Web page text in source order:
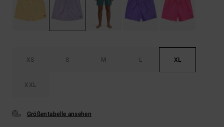
XS S M L XL
XXL
Größentabelle ansehen